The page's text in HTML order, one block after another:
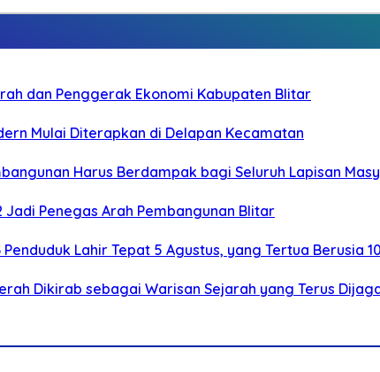
dan Penggerak Ekonomi Kabupaten Blitar
Mulai Diterapkan di Delapan Kecamatan
Harus Berdampak bagi Seluruh Lapisan
Penegas Arah Pembangunan Blitar
Lahir Tepat 5 Agustus, yang Tertua Berusia
Dikirab sebagai Warisan Sejarah yang Terus